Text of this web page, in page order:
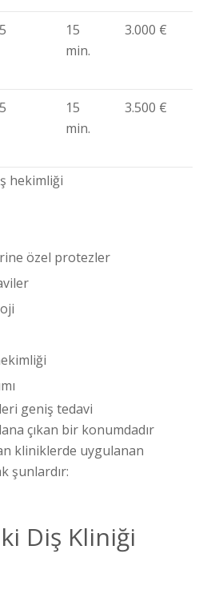
15
min.
3.000 €
15
min.
3.500 €
hekimliği
özel protezler
geniş tedavi
çıkan bir konumdadır
kliniklerde uygulanan
şunlardır:
Diş Kliniği